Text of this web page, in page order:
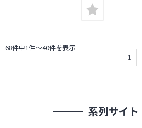
68件中1件～40件を表示
1
系列サイト